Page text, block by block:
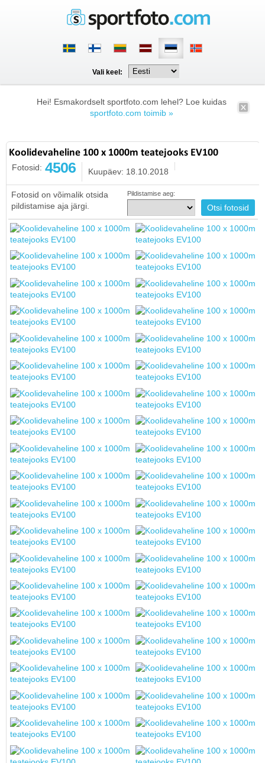
Vali keel:
Hei! Esmakordselt sportfoto.com lehel? Loe kuidas
sportfoto.com toimib »
Koolidevaheline 100 x 1000m teatejooks EV100
Fotosid: 4506 Kuupäev: 18.10.2018
Fotosid on võimalik otsida
pildistamise aja järgi.
Pildistamise aeg: